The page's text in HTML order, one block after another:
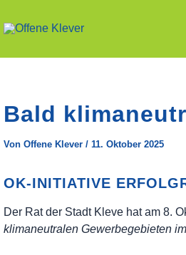
Bald
Von Offene Klever / 11. Oktober 2025
OK-INITIATIVE
Der Rat der Stadt Kleve hat am 8.
klimaneutralen Gewerbegebieten